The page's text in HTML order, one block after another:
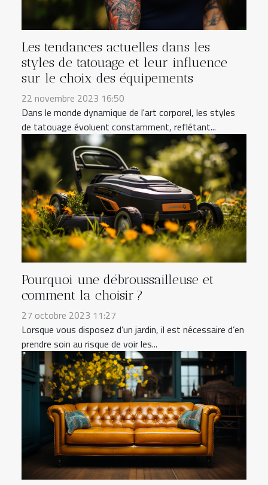
Les tendances actuelles dans les
styles de tatouage et leur influence
sur le choix des équipements
22 novembre 2023 16:50
Dans le monde dynamique de l'art corporel, les styles
de tatouage évoluent constamment, reflétant...
Pourquoi une débroussailleuse et
comment la choisir ?
27 octobre 2023 11:27
Lorsque vous disposez d’un jardin, il est nécessaire d’en
prendre soin au risque de voir les...